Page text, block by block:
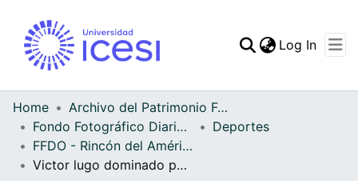
Statistics
Log In
Home
Archivo del Patrimonio Fotográfico y Fílmico del Valle del Cauca
Fondo Fotográfico Diario Occidente
Deportes
FFDO - Rincón del América - Patrimonial
Victor lugo dominado por Hebert Gonzales.